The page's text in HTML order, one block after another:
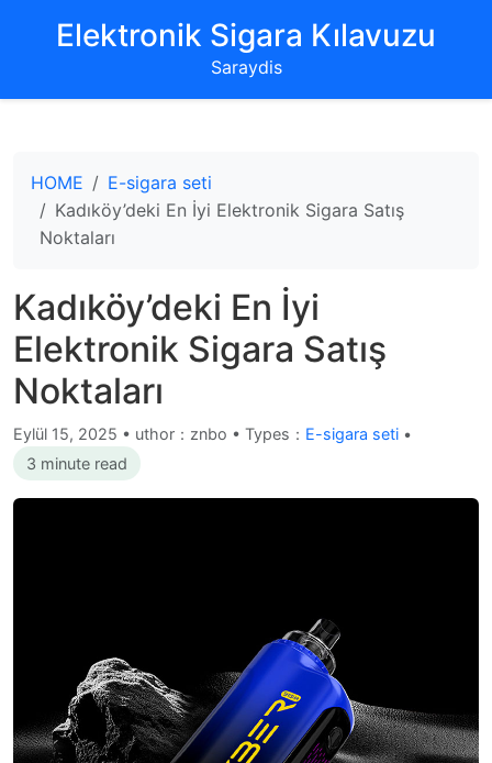
‌Elektronik Sigara Kılavuzu‌
Saraydis
HOME
E-sigara seti
Kadıköy’deki En İyi Elektronik Sigara Satış
Noktaları
Kadıköy’deki En İyi
Elektronik Sigara Satış
Noktaları
Eylül 15, 2025 • uthor：znbo • Types： E-sigara seti •
3 minute read